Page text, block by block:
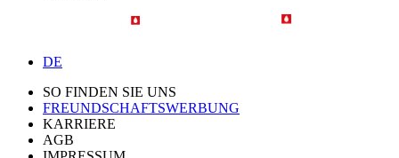
DE
SO FINDEN SIE UNS
FREUNDSCHAFTSWERBUNG
KARRIERE
AGB